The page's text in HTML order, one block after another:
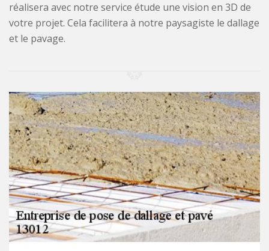
réalisera avec notre service étude une vision en 3D de
votre projet. Cela facilitera à notre paysagiste le dallage
et le pavage.